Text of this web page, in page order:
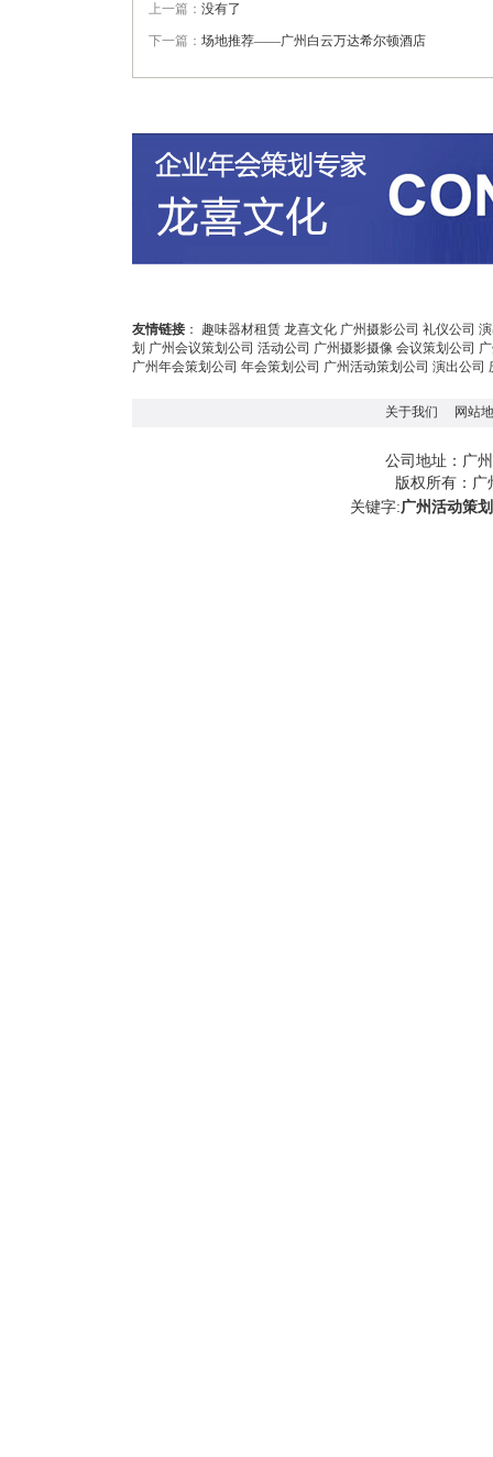
上一篇： 没有了
下一篇： 场地推荐——广州白云万达希尔顿酒店
友情链接 ： 趣味器材租赁 龙喜文化 广州摄影公司 礼仪公司
划 广州会议策划公司 活动公司 广州摄影摄像 会议策划公司
广州年会策划公司 年会策划公司 广州活动策划公司 演出公司
关于我们 网站
公司地址： 广
版权所有： 广
关键字:广州活动策